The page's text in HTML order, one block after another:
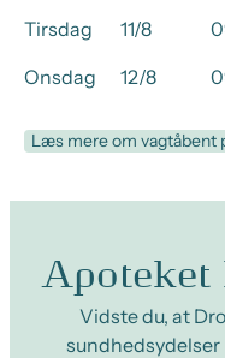
Tirsdag
11/8
Onsdag
12/8
Læs mere om vagtåbent
Vidste du, at